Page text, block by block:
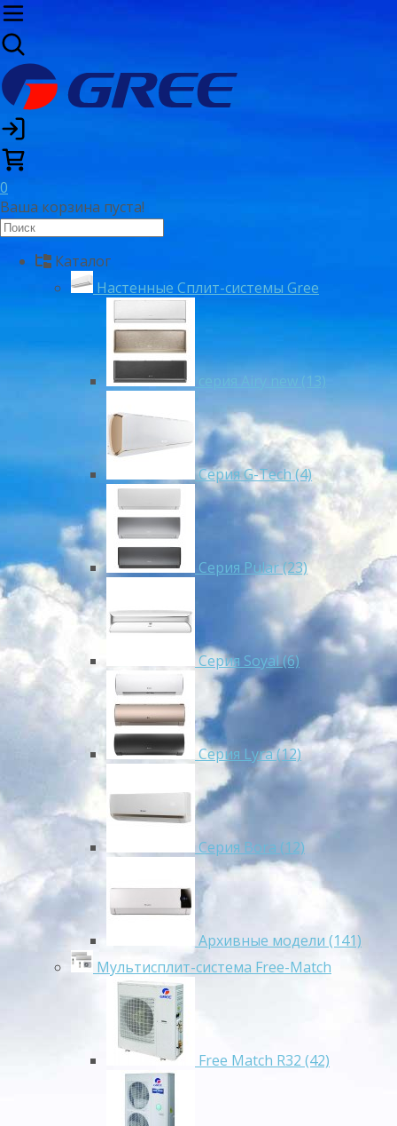
0
Ваша корзина пуста!
Каталог
Настенные Сплит-системы Gree
серия Airy new (13)
Серия G-Tech (4)
Серия Pular (23)
Cерия Soyal (6)
Серия Lyra (12)
Серия Bora (12)
Архивные модели (141)
Мультисплит-система Free-Match
Free Match R32 (42)